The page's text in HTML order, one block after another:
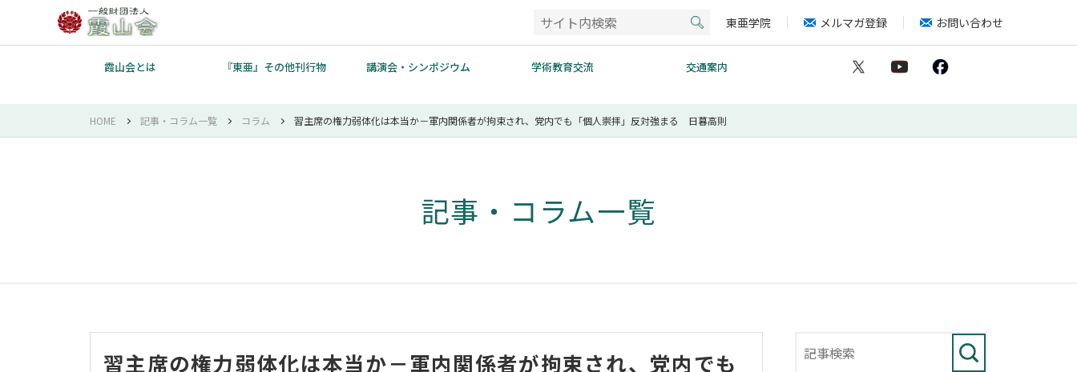
東亜学院 メルマガ登録 お問い合わせ
霞山会とは 『東亜』その他刊行物 講演会・シンポジウム 学術教育交流 交通案内
HOME 記事・コラム一覧 コラム 習主席の権力弱体化は本当か－軍内関係者が拘束され、党内でも「個人崇拝」反対強まる 日暮高則
記事・コラム一覧
習主席の権力弱体化は本当か－軍内関係者が拘束され、党内でも